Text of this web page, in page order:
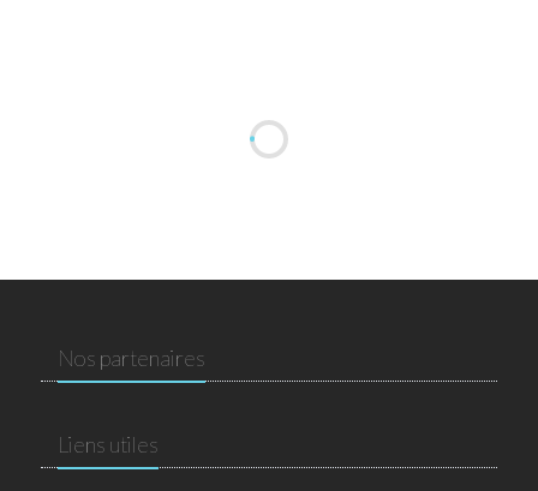
Nos partenaires
Liens utiles